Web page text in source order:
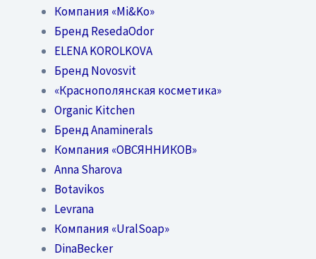
Компания «Mi&Ko»
Бренд ResedaOdor
ELENA KOROLKOVA
Бренд Novosvit
«Краснополянская косметика»
Organic Kitchen
Бренд Anaminerals
Компания «ОВСЯННИКОВ»
Anna Sharova
Botavikos
Levrana
Компания «UralSoap»
DinaBecker